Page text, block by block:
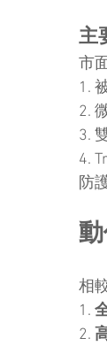
主
市
1.
2.
3.
4.
防
相
1.
2.